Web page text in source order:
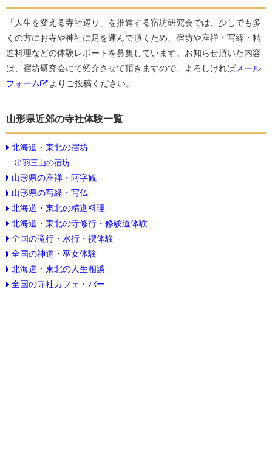
「人生を変える寺社巡り」を推進する宿坊研究会では、少しでも多
くの方にお寺や神社に足を運んで頂くため、宿坊や座禅・写経・精
進料理などの体験レポートを募集しています。お知らせ頂いた内容
は、宿坊研究会にて紹介させて頂きますので、よろしければ メール
フォーム
よりご投稿ください。
山形県近郊の寺社体験一覧
北海道・東北の宿坊
出羽三山の宿坊
山形県の座禅・阿字観
山形県の写経・写仏
北海道・東北の精進料理
北海道・東北の寺修行・修験道体験
全国の滝行・水行・禊体験
全国の神道・巫女体験
北海道・東北の人生相談
全国の寺社カフェ・バー